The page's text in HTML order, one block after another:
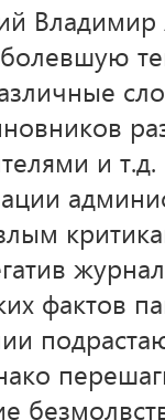
Владимир
и
фактов